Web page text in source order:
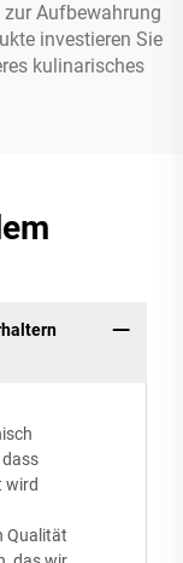
Aufbewahrung
investieren Sie
kulinarisches
wird
Qualität